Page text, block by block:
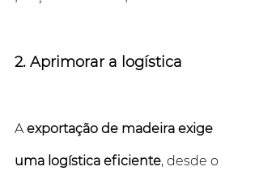
2. Aprimorar a logística
A exportação de madeira exige
uma logística eficiente, desde o